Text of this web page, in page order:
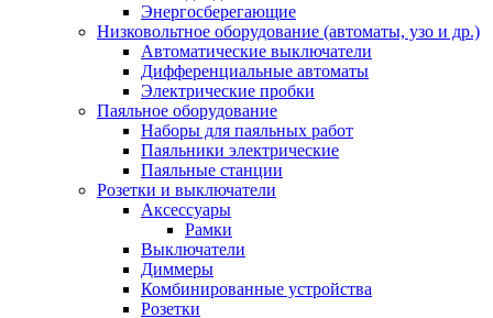
Энергосберегающие
Низковольтное оборудование (автоматы, узо и др.)
Автоматические выключатели
Дифференциальные автоматы
Электрические пробки
Паяльное оборудование
Наборы для паяльных работ
Паяльники электрические
Паяльные станции
Розетки и выключатели
Аксессуары
Рамки
Выключатели
Диммеры
Комбинированные устройства
Розетки